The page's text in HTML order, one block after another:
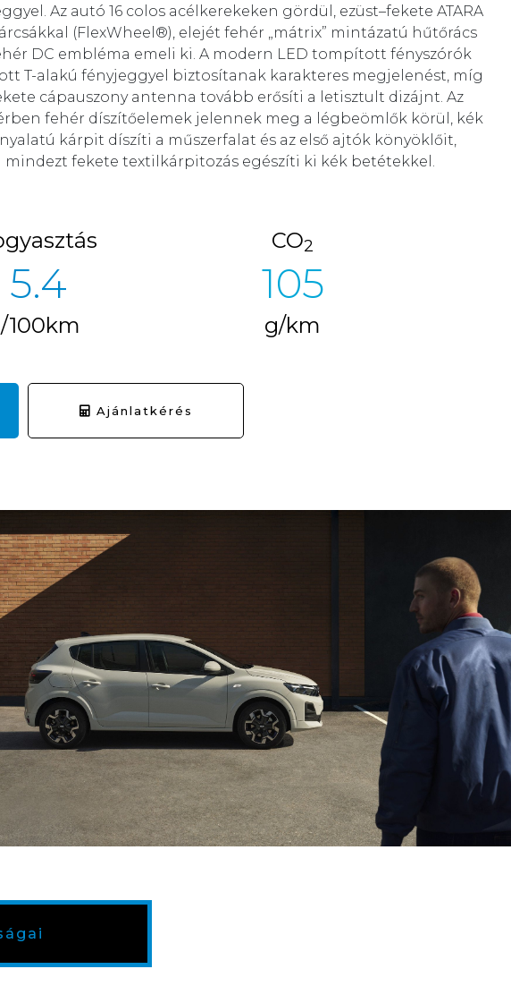
Az autó 16 colos acélkerekeken gördül, ezüst–fekete ATARA
(FlexWheel®), elejét fehér „mátrix” mintázatú hűtőrács
DC embléma emeli ki. A modern LED tompított fényszórók
T-alakú fényjeggyel biztosítanak karakteres megjelenést, míg
cápauszony antenna tovább erősíti a letisztult dizájnt. Az
fehér díszítőelemek jelennek meg a légbeömlők körül, kék
kárpit díszíti a műszerfalat és az első ajtók könyöklőit,
mindezt fekete textilkárpitozás egészíti ki kék betétekkel.
5.4
100km
CO2
116
g/km
Ajánlatkérés